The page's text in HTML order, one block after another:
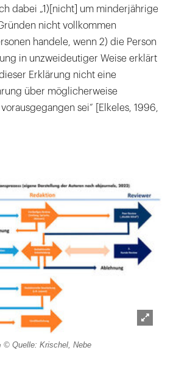
dabei „1)[nicht] um minderjährige
nicht vollkommen
handele, wenn 2) die Person
in unzweideutiger Weise erklärt
Erklärung nicht eine
über möglicherweise
sei“ [Elkeles, 1996,
© Quelle: Krischel, Nebe